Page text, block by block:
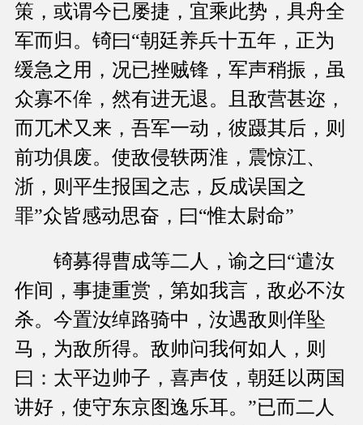
策，或谓今已屡捷，宜乘此势，具舟全
军而归。锜曰“朝廷养兵十五年，正为
缓急之用，况已挫贼锋，军声稍振，虽
众寡不侔，然有进无退。且敌营甚迩，
而兀术又来，吾军一动，彼蹑其后，则
前功俱废。使敌侵轶两淮，震惊江、
浙，则平生报国之志，反成误国之
罪”众皆感动思奋，曰“惟太尉命”
锜募得曹成等二人，谕之曰“遣汝
作间，事捷重赏，第如我言，敌必不汝
杀。今置汝绰路骑中，汝遇敌则佯坠
马，为敌所得。敌帅问我何如人，则
曰：太平边帅子，喜声伎，朝廷以两国
讲好，使守东京图逸乐耳。”已而二人